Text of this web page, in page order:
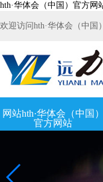
hth·华体会（中国）官方网
欢迎访问hth·华体会（中国
网站hth·华体会（中国）
官方网站